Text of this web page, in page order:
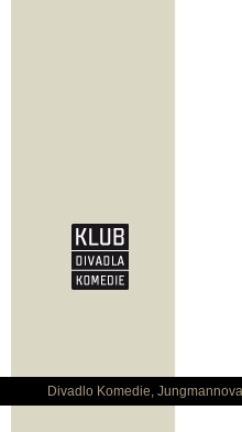
Divadlo Komedie,